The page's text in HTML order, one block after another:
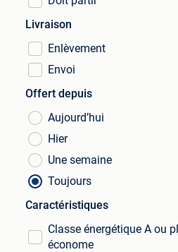
Livraison
Enlèvement
Envoi
Offert depuis
Aujourd’hui
Hier
Une semaine
Toujours
Caractéristiques
Classe énergétique A ou
économe